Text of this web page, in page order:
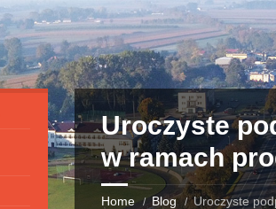
Uroczyste
w ramach
Home Blog Uroczyste